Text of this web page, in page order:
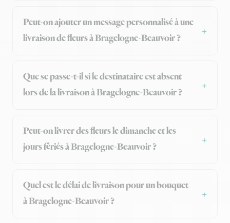
Peut-on ajouter un message personnalisé à une
livraison de fleurs à Bragelogne-Beauvoir ?
Que se passe-t-il si le destinataire est absent
lors de la livraison à Bragelogne-Beauvoir ?
Peut-on livrer des fleurs le dimanche et les
jours fériés à Bragelogne-Beauvoir ?
Quel est le délai de livraison pour un bouquet
à Bragelogne-Beauvoir ?